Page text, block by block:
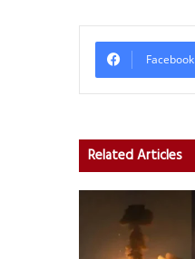
Facebook
Related Articles